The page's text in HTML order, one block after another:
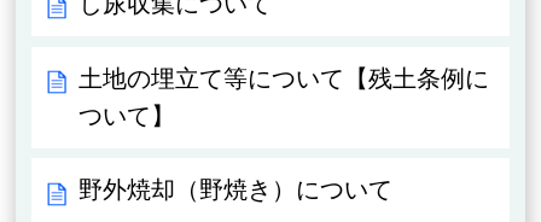
土地の埋立て等について【残土条例に
ついて】
野外焼却（野焼き）について